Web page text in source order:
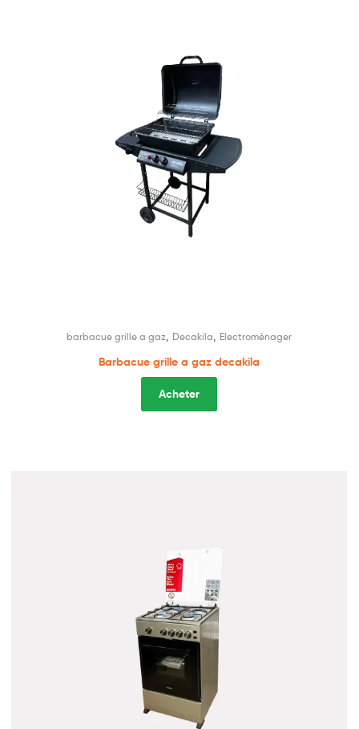
barbacue grille a gaz Decakila Electroménager
Barbacue grille a gaz decakila
Acheter